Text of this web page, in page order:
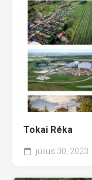
Tokai Réka
július 30, 2023